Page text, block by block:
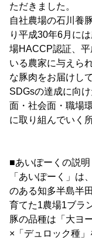
ただきました。
自社農場の石川養
り平成30年6月に
場HACCP認証、
いる農家に与えら
な豚肉をお届けし
SDGsの達成に向
面・社会面・職場
に取り組んでいく
■あいぽーくの説明
「あいぽーく」は
のある知多半島半
育てた1農場1ブラ
豚の品種は「大ヨ
×「デュロック種」